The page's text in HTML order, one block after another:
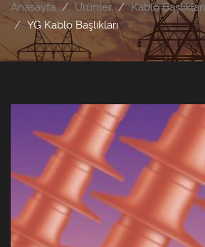
Anasayfa Ürünler
Kablo Başlıkları
YG Kablo Başlıkları